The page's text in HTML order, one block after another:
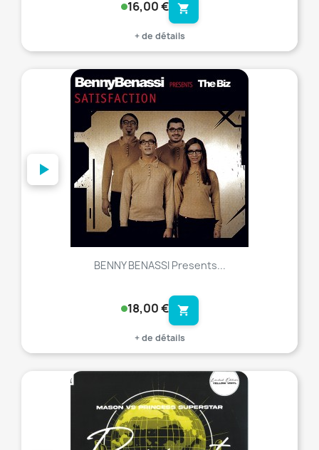
16,00 € shopping_cart
+ de détails
BENNY BENASSI Presents...
18,00 € shopping_cart
+ de détails